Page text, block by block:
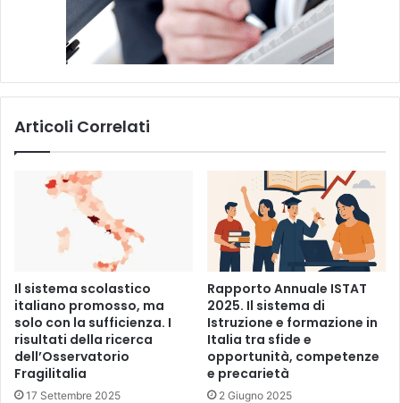
Articoli Correlati
Il sistema scolastico
italiano promosso, ma
solo con la sufficienza. I
risultati della ricerca
dell’Osservatorio
Fragilitalia
17 Settembre 2025
Rapporto Annuale ISTAT
2025. Il sistema di
Istruzione e formazione in
Italia tra sfide e
opportunità, competenze
e precarietà
2 Giugno 2025